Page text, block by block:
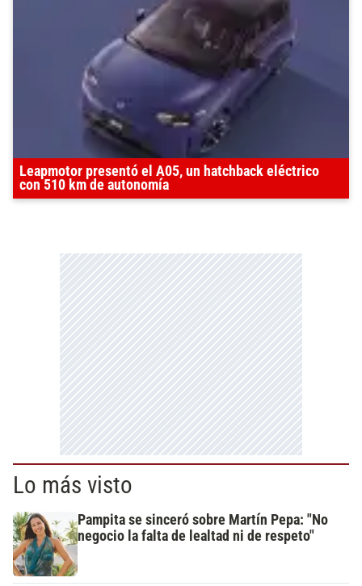
Leapmotor presentó el A05, un hatchback eléctrico
con 510 km de autonomía
Lo más visto
Pampita se sinceró sobre Martín Pepa: "No
negocio la falta de lealtad ni de respeto"